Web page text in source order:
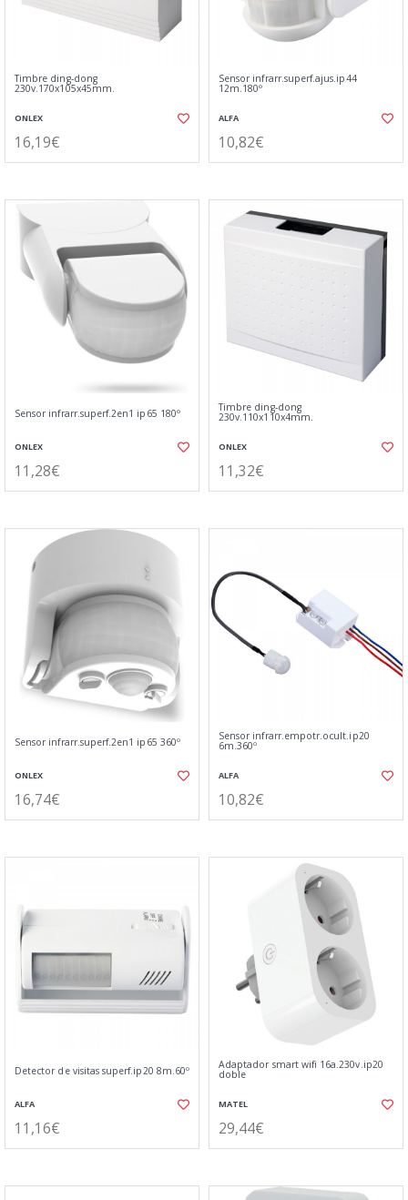
Timbre ding-dong
230v.170x105x45mm.
ONLEX
16,19€
Sensor infrarr.superf.ajus.ip44
12m.180º
ALFA
10,82€
Sensor infrarr.superf.2en1 ip65 180º
ONLEX
11,28€
Timbre ding-dong
230v.110x110x4mm.
ONLEX
11,32€
Sensor infrarr.superf.2en1 ip65 360º
ONLEX
16,74€
Sensor infrarr.empotr.ocult.ip20
6m.360º
ALFA
10,82€
Detector de visitas superf.ip20 8m.60º
ALFA
11,16€
Adaptador smart wifi 16a.230v.ip20
doble
MATEL
29,44€